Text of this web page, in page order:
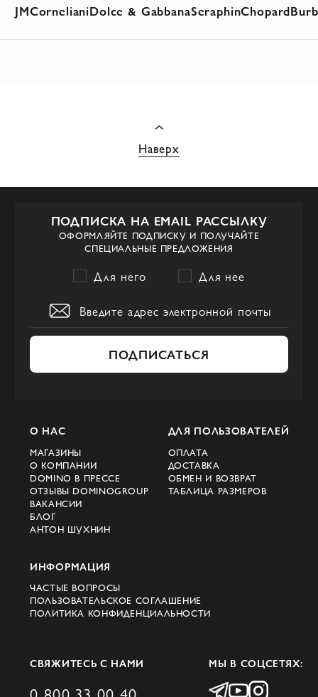
JMCornelianiDolce & GabbanaSeraphinChopard
Наверх
ПОДПИСКА НА EMAIL РАССЫЛКУ
ОФОРМЛЯЙТЕ ПОДПИСКУ И ПОЛУЧАЙТЕ
СПЕЦИАЛЬНЫЕ ПРЕДЛОЖЕНИЯ
Для него Для нее
ПОДПИСАТЬСЯ
О НАС
МАГАЗИНЫ
О КОМПАНИИ
DOMINO В ПРЕССЕ
ОТЗЫВЫ DOMINOGROUP
ВАКАНСИИ
БЛОГ
АНТОН ШУХНИН
ДЛЯ ПОЛЬЗОВАТЕЛЕЙ
ОПЛАТА
ДОСТАВКА
ОБМЕН И ВОЗВРАТ
ТАБЛИЦА РАЗМЕРОВ
ИНФОРМАЦИЯ
ЧАСТЫЕ ВОПРОСЫ
ПОЛЬЗОВАТЕЛЬСКОЕ СОГЛАШЕНИЕ
ПОЛИТИКА КОНФИДЕНЦИАЛЬНОСТИ
СВЯЖИТЕСЬ С НАМИ МЫ В СОЦСЕТЯХ: